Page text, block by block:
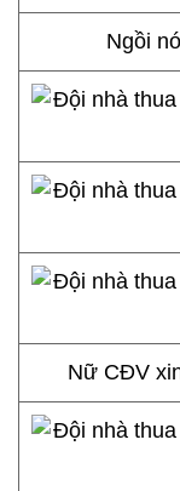
Ngồi
Nữ CĐV